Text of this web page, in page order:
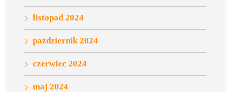
listopad 2024
październik 2024
czerwiec 2024
maj 2024